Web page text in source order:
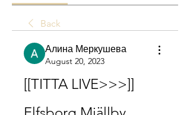
Back
Алина Меркушева
August 20, 2023
[[TITTA LIVE>>>]]